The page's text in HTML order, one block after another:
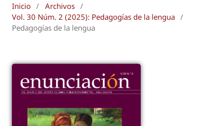
Inicio / Archivos /
Vol. 30 Núm. 2 (2025): Pedagogías de la lengua /
Pedagogías de la lengua